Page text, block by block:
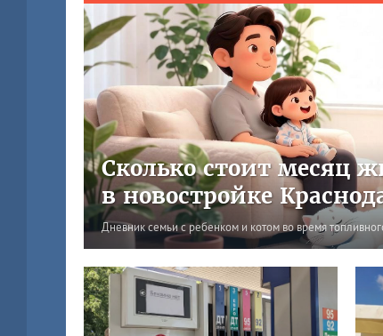
Сколько стоит месяц
в новостройке
Дневник семьи с ребенком и котом во время